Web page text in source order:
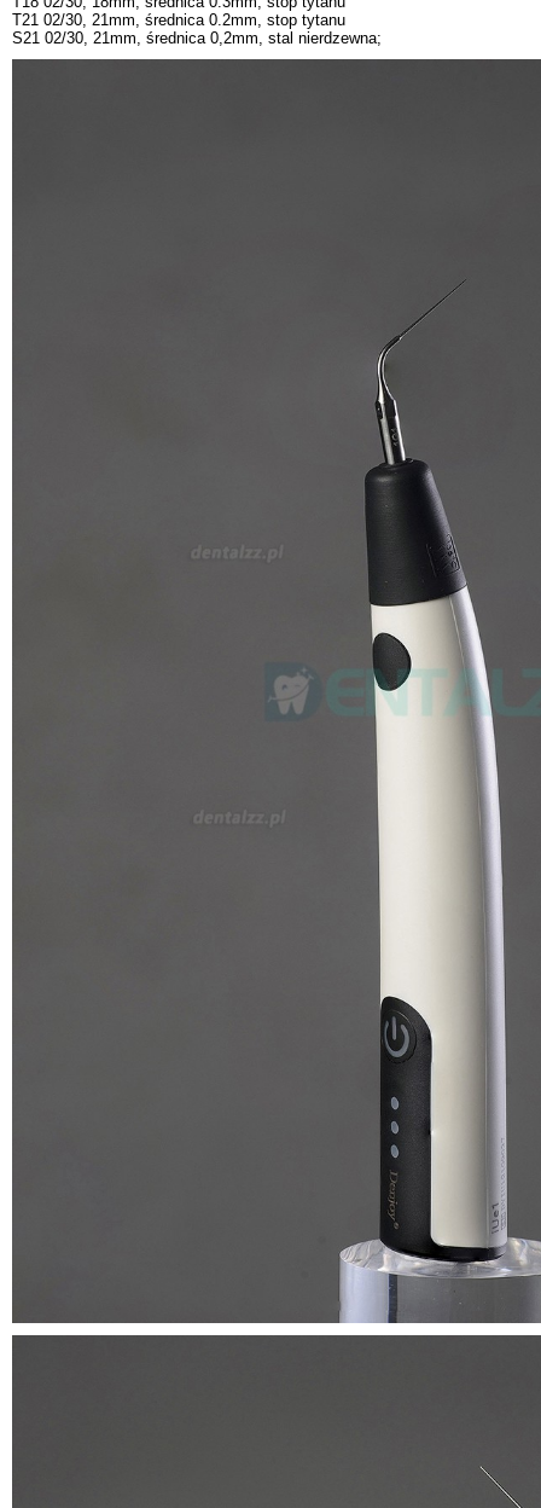
T21 02/30, 21mm, średnica 0.2mm, stop tytanu
S21 02/30, 21mm, średnica 0,2mm, stal nierdzewna;